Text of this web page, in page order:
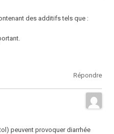
des additifs tels que :
Répondre
peuvent provoquer diarrhée